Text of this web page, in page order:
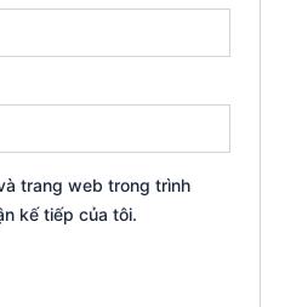
trang web trong trình
kế tiếp của tôi.